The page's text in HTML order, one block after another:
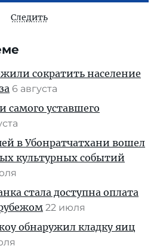
Следить
сократить население
6 августа
самого уставшего
в Убонратчатхани вошел
культурных событий
стала доступна оплата
22 июля
обнаружил кладку яиц